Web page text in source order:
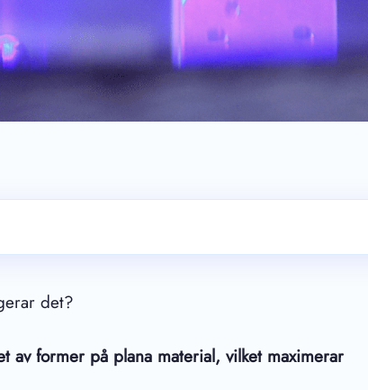
det?
av former på plana material, vilket maximerar